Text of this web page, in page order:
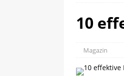
10
Magazin